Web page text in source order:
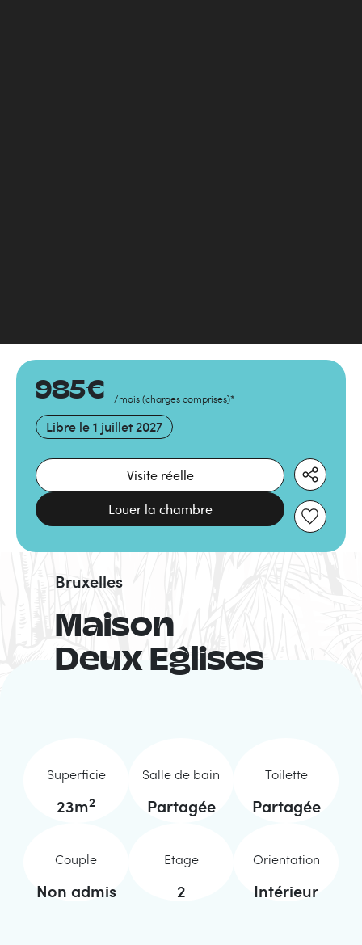
985€ /mois (charges comprises)*
Libre le 1 juillet 2027
Visite réelle
Louer la chambre
Maison
Deux Eglises
Bruxelles
Superficie
23m2
Salle de bain
Partagée
Toilette
Partagée
Couple
Non admis
Etage
2
Orientation
Intérieur